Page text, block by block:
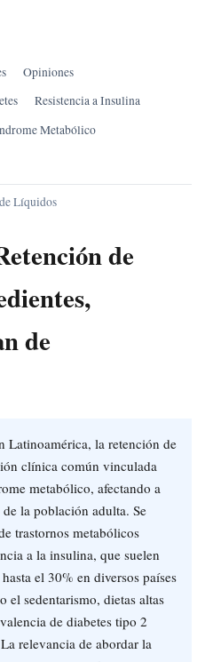
Opiniones
Resistencia a Insulina
Metabólico
Líquidos
de
de
Latinoamérica, la retención de
clínica común vinculada
metabólico, afectando a
la población adulta. Se
trastornos metabólicos
a la insulina, que suelen
el 30% en diversos países
el sedentarismo, dietas altas
de diabetes tipo 2
relevancia de abordar la